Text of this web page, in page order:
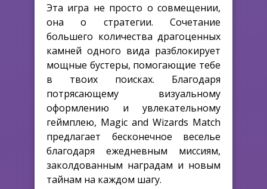
Эта игра не просто о совмещении,
она о стратегии. Сочетание
большего количества драгоценных
камней одного вида разблокирует
мощные бустеры, помогающие тебе
в твоих поисках. Благодаря
потрясающему визуальному
оформлению и увлекательному
геймплею, Magic and Wizards Match
предлагает бесконечное веселье
благодаря ежедневным миссиям,
заколдованным наградам и новым
тайнам на каждом шагу.